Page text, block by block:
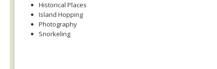
Historical Places
Island Hopping
Photography
Snorkeling